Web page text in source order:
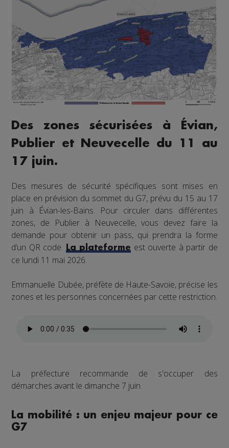
Des zones sécurisées à Évian,
Publier et Neuvecelle du 11 au
17 juin.
Des mesures de sécurité spécifiques sont mises en
place en prévision du sommet du G7, prévu du 15 au 17
juin à Évian-les-Bains. Pour circuler dans différentes
zones, de Publier à Neuvecelle, vous devez faire la
demande pour obtenir un pass, qui prendra la forme
d’un QR code. La plateforme est ouverte à partir de
ce lundi 11 mai 2026.
Emmanuelle Dubée, préfète de Haute-Savoie, précise les
zones et les personnes concernées par cette restriction.
La préfecture recommande de s'occuper des
démarches avant le dimanche 7 juin.
La mobilité : un enjeu majeur pour ce
G7